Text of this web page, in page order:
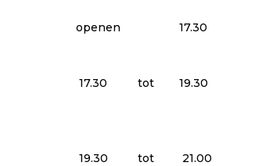
openen 17.30
17.30 tot 19.30
19.30 tot 21.00